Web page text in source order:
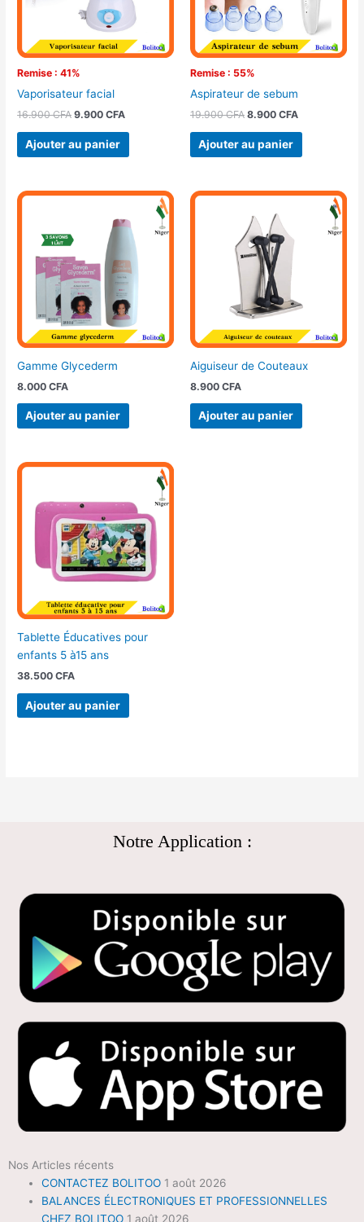
Remise : 41%
Vaporisateur facial
16.900CFA 9.900CFA
Ajouter au panier
Remise : 55%
Aspirateur de sebum
19.900CFA 8.900 CFA
Ajouter au panier
Gamme Glycederm
8.000CFA
Ajouter au panier
Aiguiseur de Couteaux
8.900 CFA
Ajouter au panier
Tablette Éducatives pour
enfants 5 à15 ans
38.500CFA
Ajouter au panier
Notre Application :
Nos Articles récents
CONTACTEZ BOLITOO 1 août 2026
BALANCES ÉLECTRONIQUES ET PROFESSIONNELLES
CHEZ BOLITOO 1 août 2026